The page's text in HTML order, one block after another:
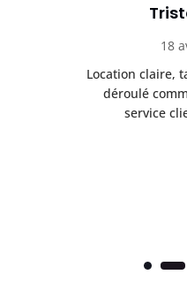
18
Location claire,
déroulé
service